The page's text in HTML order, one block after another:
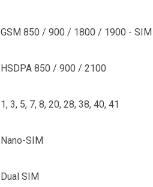
GSM 850 / 900 / 1800 / 1900 - SIM
HSDPA 850 / 900 / 2100
1, 3, 5, 7, 8, 20, 28, 38, 40, 41
Nano-SIM
Dual SIM